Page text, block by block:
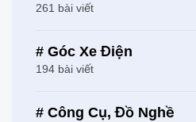
261 bài viết
# Góc Xe Điện
194 bài viết
# Công Cụ, Đồ Nghề